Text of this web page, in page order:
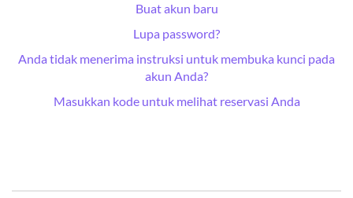
Buat akun baru
Lupa password?
Anda tidak menerima instruksi untuk membuka kunci pada
akun Anda?
Masukkan kode untuk melihat reservasi Anda